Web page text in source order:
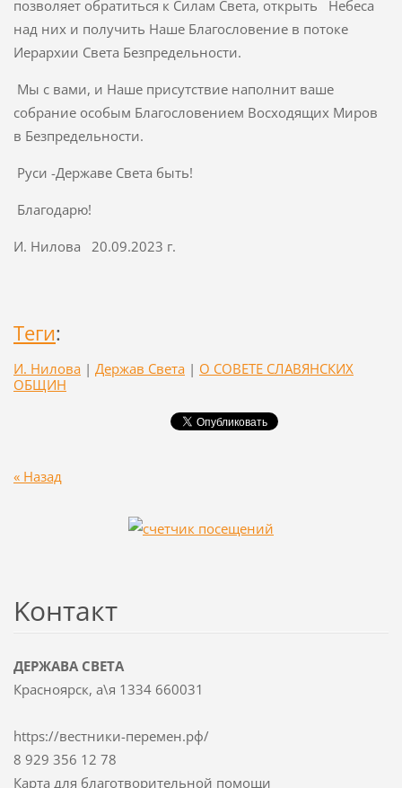
позволяет обратиться к Силам Света, открыть Небеса
над них и получить Наше Благословение в потоке
Иерархии Света Безпредельности.
Мы с вами, и Наше присутствие наполнит ваше
собрание особым Благословением Восходящих Миров
в Безпредельности.
Руси -Державе Света быть!
Благодарю!
И. Нилова 20.09.2023 г.
Теги:
И. Нилова | Держав Света | О СОВЕТЕ СЛАВЯНСКИХ
ОБЩИН
« Назад
Koнтакт
ДЕРЖАВА СВЕТА
Красноярск, а\я 1334 660031
https://вестники-перемен.рф/
8 929 356 12 78
Карта для благотворительной помощи